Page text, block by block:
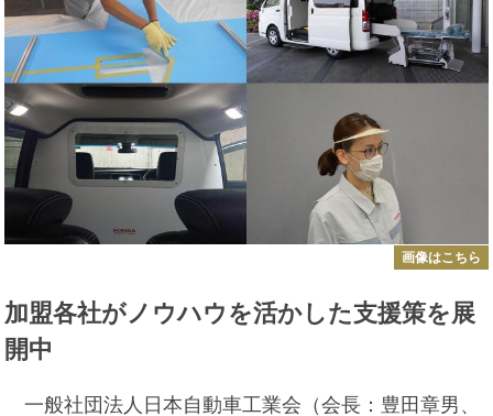
画像はこちら
加盟各社がノウハウを活かした支援策を展
開中
一般社団法人日本自動車工業会（会長：豊田章男、